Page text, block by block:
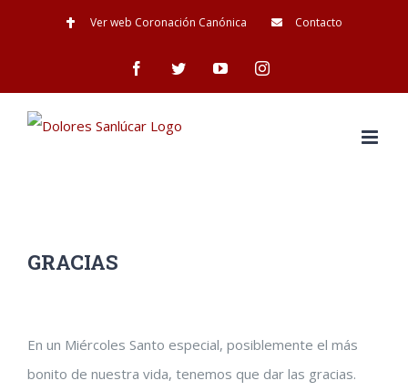
Ver web Coronación Canónica Contacto
FacebookTwitterYouTubeInstagram
GRACIAS
imagen
más
En un Miércoles Santo especial, posiblemente el más
bonito de nuestra vida, tenemos que dar las gracias.